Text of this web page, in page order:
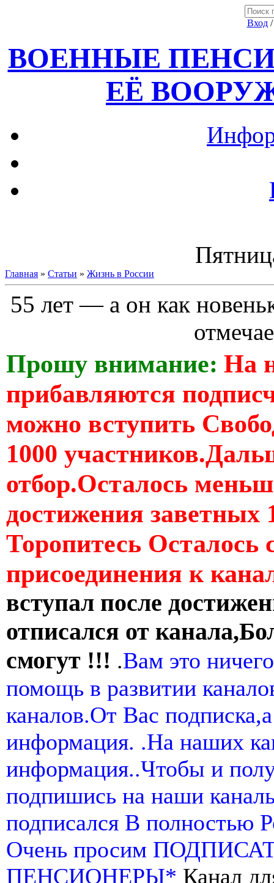
Вход
ВОЕННЫЕ
ЕЁ
Главная » Статьи » Жизнь в России
55 лет — а он как
Прошу внимание: На
прибавляются
можно вступить
1000
отбор.Осталось
достижения заветных
Торопитесь Осталось
присоединения к
вступал после
отписался от
смогут !!! .Вам это
помощь в развитии
каналов.От Вас
информация. .На наших
информация..Чтобы и
подпишись на наши
подписался В полностью
Очень просим
ПЕНСИОНЕРЫ* Канал